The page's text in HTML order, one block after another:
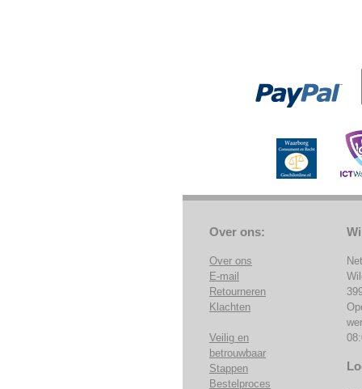
Over ons:
Over ons
E-mail
Retourneren
Klachten
Veilig en
betrouwbaar
Stappen
Bestelproces